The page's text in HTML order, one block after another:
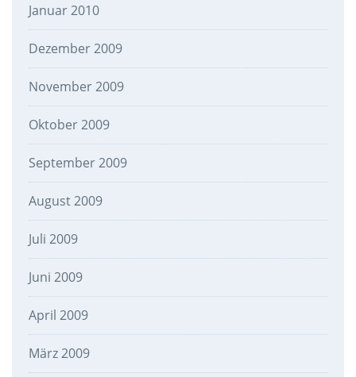
Januar 2010
Dezember 2009
November 2009
Oktober 2009
September 2009
August 2009
Juli 2009
Juni 2009
April 2009
März 2009